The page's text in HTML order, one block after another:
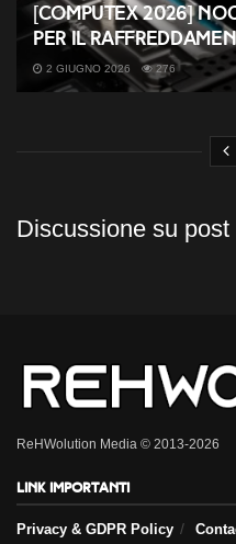
[COMPUTEX 2026]
per il
2 GIUGNO 2026 276
Discussione su post
ReHWolution Media © 2013-2026
Link importanti
Privacy & GDPR Policy